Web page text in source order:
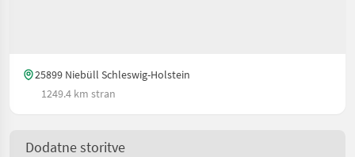
25899 Niebüll Schleswig-Holstein
1249.4 km stran
Dodatne storitve